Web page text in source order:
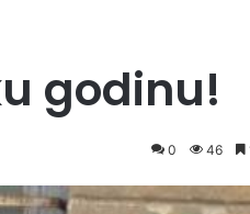
godinu!
0 46